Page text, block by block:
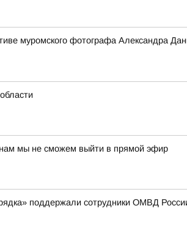
муромского фотографа Александра
мы не сможем выйти в прямой эфир
поддержали сотрудники ОМВД